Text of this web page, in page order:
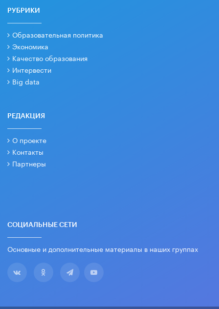
РУБРИКИ
Образовательная политика
Экономика
Качество образования
Интервести
Big data
РЕДАКЦИЯ
О проекте
Контакты
Партнеры
СОЦИАЛЬНЫЕ СЕТИ
Основные и дополнительные материалы в наших группах